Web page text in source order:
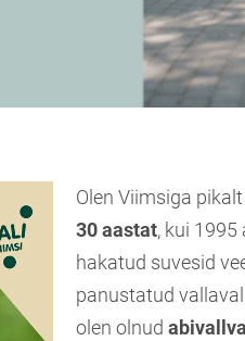
Olen Viimsiga
30 aastat, kui
hakatud suvesid
panustatud
olen olnud